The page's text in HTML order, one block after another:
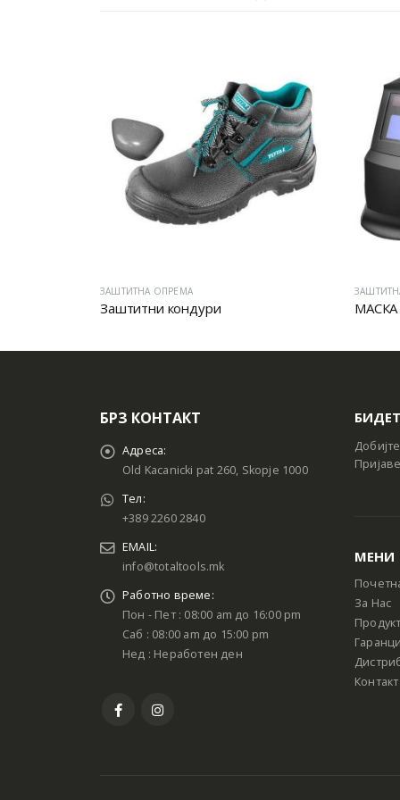
ЗАШТИТНА ОПРЕМА
Заштитни кондури
БРЗ КОНТАКТ
Адреса:
Old Kacanicki pat 260, Skopje 1000
Тел:
+389 2260 2840
EMAIL:
info@totaltools.mk
Работно време:
Пон - Пет : 08:00 am до 16:00 pm
Саб : 08:00 am до 15:00 pm
Нед : Неработен ден
МЕНИ
За Нас
Контакт